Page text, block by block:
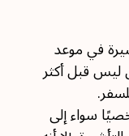
في موعد
ليس قبل أكثر
سواء إلى